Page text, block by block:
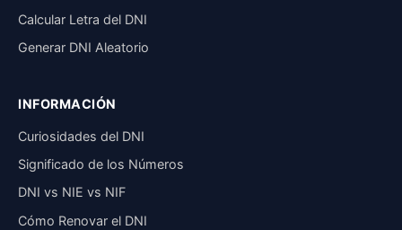
Calcular Letra del DNI
Generar DNI Aleatorio
INFORMACIÓN
Curiosidades del DNI
Significado de los Números
DNI vs NIE vs NIF
Cómo Renovar el DNI